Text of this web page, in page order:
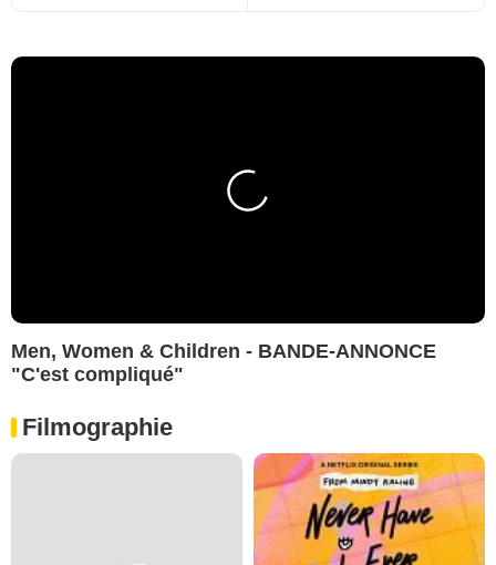
Men, Women & Children - BANDE-ANNONCE
"C'est compliqué"
Filmographie